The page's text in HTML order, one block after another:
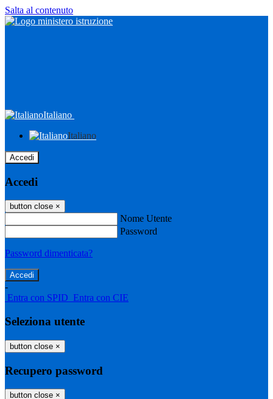
Salta al contenuto
Italiano
Italiano
Accedi
Accedi
button close ×
Nome Utente
Password
Password dimenticata?
-
Entra con SPID Entra con CIE
Seleziona utente
button close ×
Recupero password
button close ×